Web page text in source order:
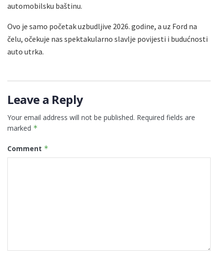
automobilsku baštinu.
Ovo je samo početak uzbudljive 2026. godine, a uz Ford na
čelu, očekuje nas spektakularno slavlje povijesti i budućnosti
auto utrka.
Leave a Reply
Your email address will not be published. Required fields are
marked *
Comment *